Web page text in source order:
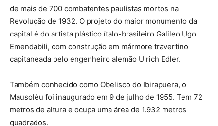
de mais de 700 combatentes paulistas mortos na
Revolução de 1932. O projeto do maior monumento da
capital é do artista plástico ítalo-brasileiro Galileo Ugo
Emendabili, com construção em mármore travertino
capitaneada pelo engenheiro alemão Ulrich Edler.
Também conhecido como Obelisco do Ibirapuera, o
Mausoléu foi inaugurado em 9 de julho de 1955. Tem 72
metros de altura e ocupa uma área de 1.932 metros
quadrados.